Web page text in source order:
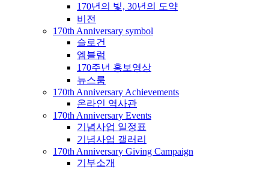
170년의 빛, 30년의 도약
비전
170th Anniversary symbol
슬로건
엠블럼
170주년 홍보영상
뉴스룸
170th Anniversary Achievements
온라인 역사관
170th Anniversary Events
기념사업 일정표
기념사업 갤러리
170th Anniversary Giving Campaign
기부소개